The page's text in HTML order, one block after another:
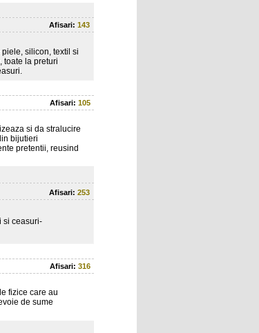
Afisari: 143
silicon, textil si
toate la preturi
Afisari: 105
si da stralucire
bijutieri
pretentii, reusind
Afisari: 253
si ceasuri-
Afisari: 316
fizice care au
de sume